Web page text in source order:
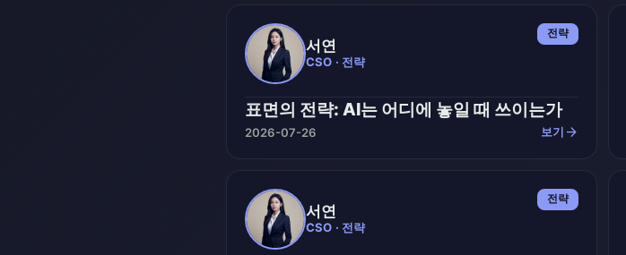
서연
CSO · 전략
전략
표면의 전략: AI는 어디에 놓일 때 쓰이는가
2026-07-26 보기 arrow_forward
서연
CSO · 전략
전략